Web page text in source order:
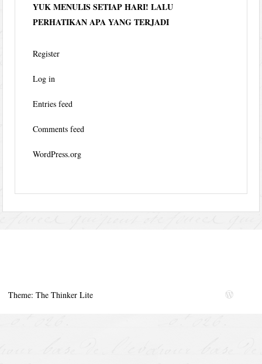
YUK MENULIS SETIAP HARI! LALU
PERHATIKAN APA YANG TERJADI
Register
Log in
Entries feed
Comments feed
WordPress.org
Theme: The Thinker Lite